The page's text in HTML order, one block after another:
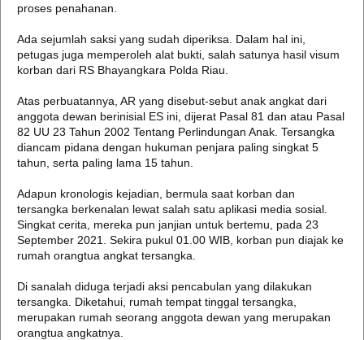
proses penahanan.
Ada sejumlah saksi yang sudah diperiksa. Dalam hal ini,
petugas juga memperoleh alat bukti, salah satunya hasil visum
korban dari RS Bhayangkara Polda Riau.
Atas perbuatannya, AR yang disebut-sebut anak angkat dari
anggota dewan berinisial ES ini, dijerat Pasal 81 dan atau Pasal
82 UU 23 Tahun 2002 Tentang Perlindungan Anak. Tersangka
diancam pidana dengan hukuman penjara paling singkat 5
tahun, serta paling lama 15 tahun.
Adapun kronologis kejadian, bermula saat korban dan
tersangka berkenalan lewat salah satu aplikasi media sosial.
Singkat cerita, mereka pun janjian untuk bertemu, pada 23
September 2021. Sekira pukul 01.00 WIB, korban pun diajak ke
rumah orangtua angkat tersangka.
Di sanalah diduga terjadi aksi pencabulan yang dilakukan
tersangka. Diketahui, rumah tempat tinggal tersangka,
merupakan rumah seorang anggota dewan yang merupakan
orangtua angkatnya.